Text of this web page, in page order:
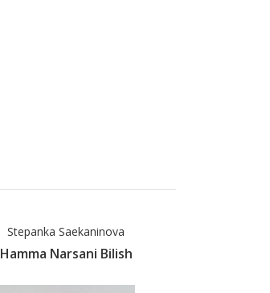
Stepanka Saekaninova
Hamma Narsani Bilish